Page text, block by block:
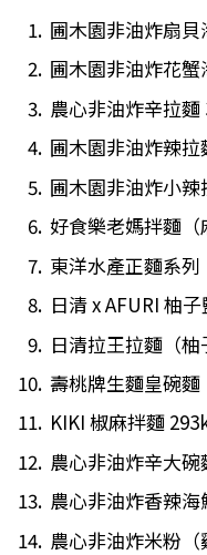
圃木園非油炸扇
圃木園非油炸花
農心非油炸辛拉
圃木園非油炸辣
圃木園非油炸小
好食樂老媽拌麵
東洋水產正麵系
日清 x AFURI 柚
日清拉王拉麵（
壽桃牌生麵皇碗
KIKI 椒麻拌麵
農心非油炸辛大
農心非油炸香辣
農心非油炸米粉